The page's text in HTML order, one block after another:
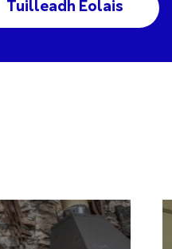
Tuilleadh Eolais